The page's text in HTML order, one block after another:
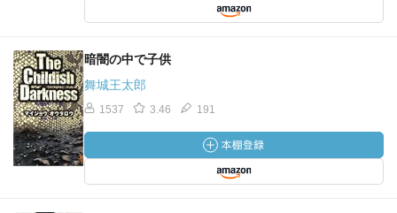
暗闇の中で子供
舞城王太郎
1537 3.46 191